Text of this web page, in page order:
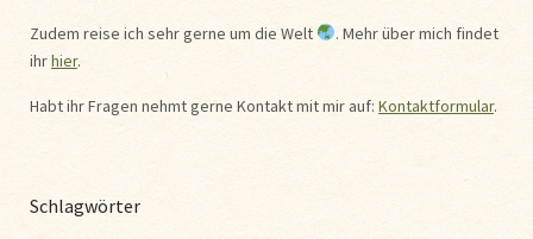
Zudem reise ich sehr gerne um die Welt
. Mehr über mich findet
ihrhier.
Habt ihr Fragen nehmt gerne Kontakt mit mir auf: Kontaktformular.
Schlagwörter